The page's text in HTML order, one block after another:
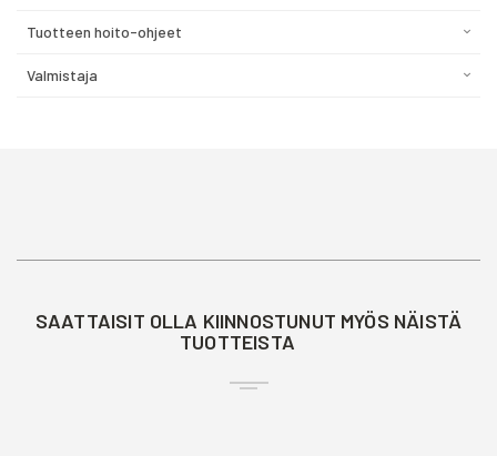
Tuotteen hoito-ohjeet
Valmistaja
SAATTAISIT OLLA KIINNOSTUNUT MYÖS NÄISTÄ
TUOTTEISTA